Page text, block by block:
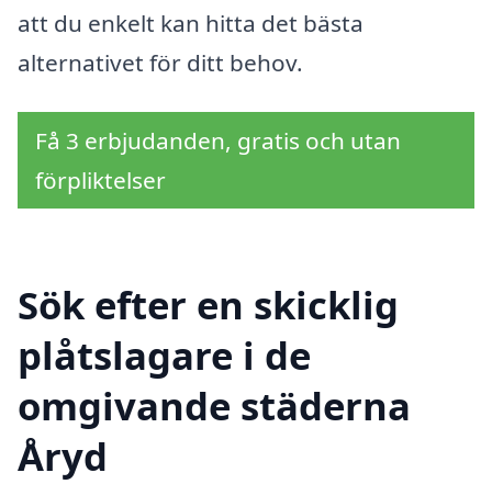
att du enkelt kan hitta det bästa
alternativet för ditt behov.
Få 3 erbjudanden, gratis och utan
förpliktelser
Sök efter en skicklig
plåtslagare i de
omgivande städerna
Åryd